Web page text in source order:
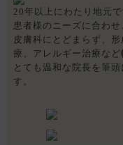
20年以上にわたり地元
患者様のニーズに合わ
皮膚科にとどまらず、
療、アレルギー治療など
とても温和な院長を筆
す。